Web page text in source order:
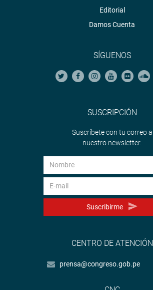
Editorial
Damos Cuenta
SÍGUENOS
SUSCRIPCIÓN
Suscríbete con tu correo a
nuestro newsletter.
Suscribirme
CENTRO DE ATENCIÓN
prensa@congreso.gob.pe